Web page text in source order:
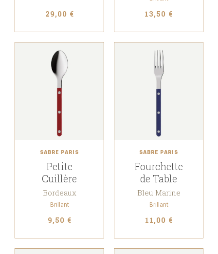
29,00 € 13,50 €
SABRE PARIS
Petite
Cuillère
Bordeaux
Brillant
9,50 €
SABRE PARIS
Fourchette
de Table
Bleu Marine
Brillant
11,00 €